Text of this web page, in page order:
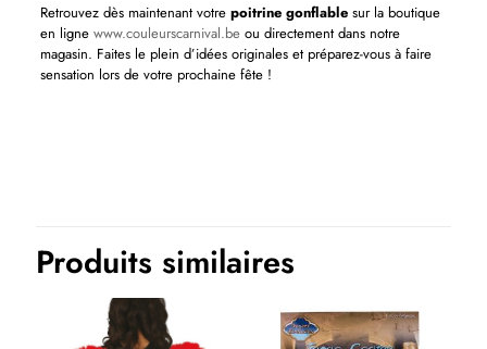
Retrouvez dès maintenant votre poitrine gonflablesur la boutique
en ligne www.couleurscarnival.beou directement dans notre
magasin. Faites le plein d’idées originales et préparez-vous à faire
sensation lors de votre prochaine fête !
Produits similaires